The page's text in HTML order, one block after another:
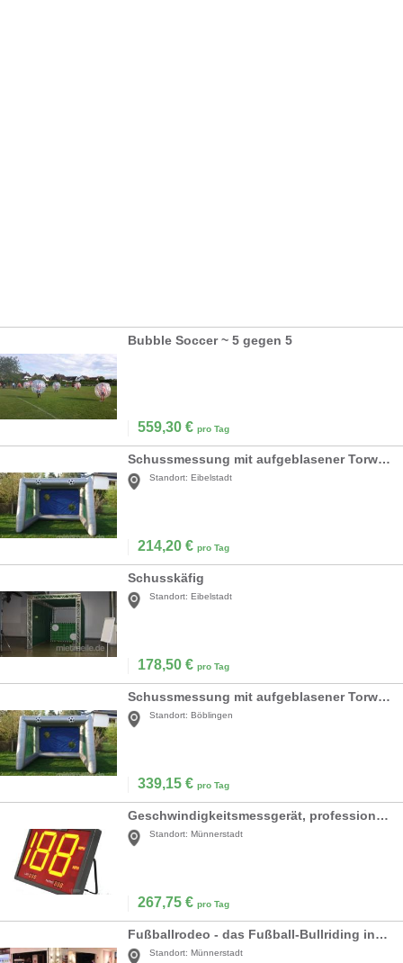
Bubble Soccer ~ 5 gegen 5
559,30 € pro Tag
Schussmessung mit aufgeblasener Torwand
Standort: Eibelstadt
214,20 € pro Tag
Schusskäfig
Standort: Eibelstadt
178,50 € pro Tag
Schussmessung mit aufgeblasener Torwand *
Standort: Böblingen
339,15 € pro Tag
Geschwindigkeitsmessgerät, professionell inkl.19% MwSt.
Standort: Münnerstadt
267,75 € pro Tag
Fußballrodeo - das Fußball-Bullriding inkl. 19% MwSt.
Standort: Münnerstadt